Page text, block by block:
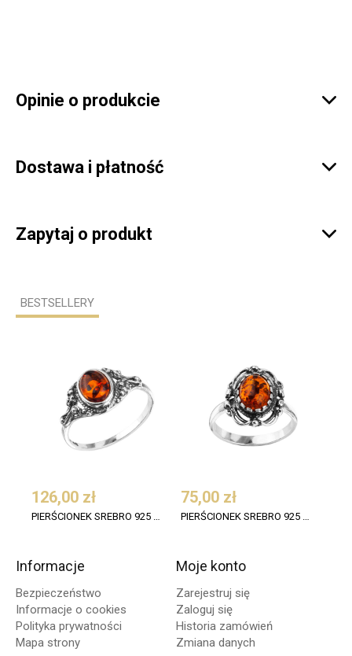
Opinie o produkcie 
Dostawa i płatność 
Zapytaj o produkt 
BESTSELLERY
126,00 zł
PIERŚCIONEK SREBRO 925 BURSZTYN KONIAK OWAL OKSYDOWANY
75,00 zł
PIERŚCIONEK SREBRO 925 BURSZTYN KONIAK OKSYDOWANY 1
Informacje
Bezpieczeństwo
Informacje o cookies
Polityka prywatności
Mapa strony
Moje konto
Zarejestruj się
Zaloguj się
Historia zamówień
Zmiana danych